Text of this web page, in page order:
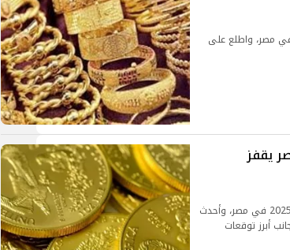
على سعر الذهب اليوم السبت 19 أبريل 2025 في مصر، واطلع على
يقفز
تعرف على سعر الجنيه الذهب اليوم الإثنين 14 أبريل 2025 في مصر، وأحدث
أبرز توقعات